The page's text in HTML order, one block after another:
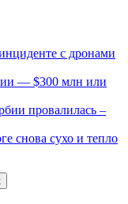
с дронами
— $300 млн или
провалилась –
снова сухо и тепло